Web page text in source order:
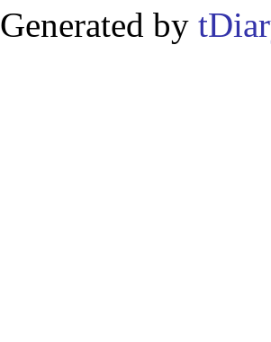
Generated by